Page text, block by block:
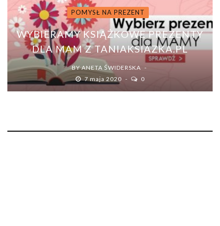
POMYSŁ NA PREZENT
WYBIERAMY KSIĄŻKOWE PREZENTY
DLA MAM Z TANIAKSIAZKA.PL
BYANETA ŚWIDERSKA
7 maja 2020
0